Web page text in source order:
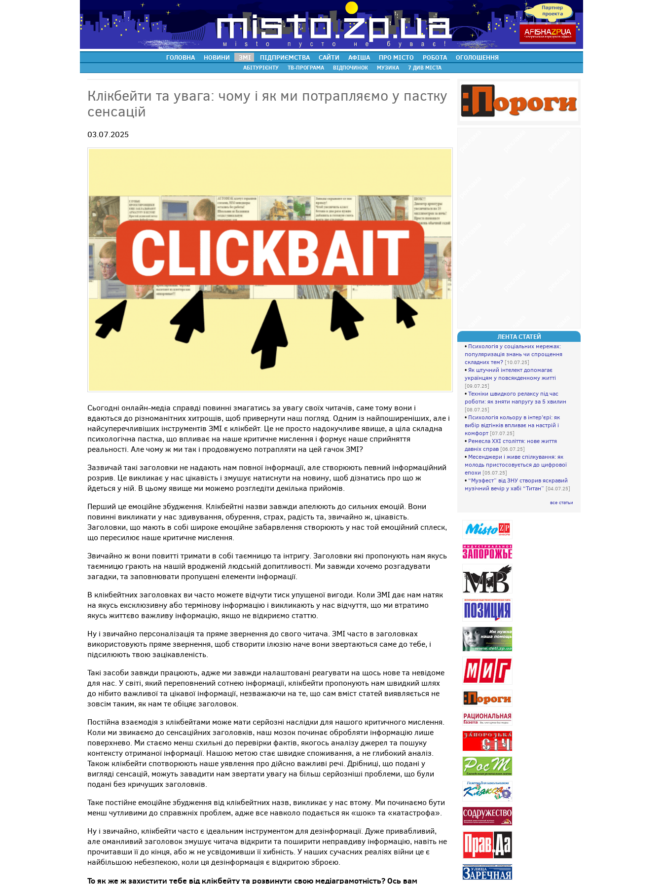
ГОЛОВНА НОВИНИ ЗМІ ПІДПРИЄМСТВА САЙТИ АФІША ПРО МІСТО РОБОТА ОГОЛОШЕННЯ
АБІТУРІЄНТУ ТВ-ПРОГРАМА ВІДПОЧИНОК МУЗИКА 7 ДИВ МІСТА
Клікбейти та увага: чому і як ми потрапляємо у пастку
сенсацій
03.07.2025
Сьогодні онлайн-медіа справді повинні змагатись за увагу своїх читачів, саме тому вони і
вдаються до різноманітних хитрощів, щоб привернути наш погляд. Одним із найпоширеніших, але і
найсуперечливіших інструментів ЗМІ є клікбейт. Це не просто надокучливе явище, а ціла складна
психологічна пастка, що впливає на наше критичне мислення і формує наше сприйняття
реальності. Але чому ж ми так і продовжуємо потрапляти на цей гачок ЗМІ?
Зазвичай такі заголовки не надають нам повної інформації, але створюють певний інформаційний
розрив. Це викликає у нас цікавість і змушує натиснути на новину, щоб дізнатись про що ж
йдеться у ній. В цьому явище ми можемо розгледіти декілька прийомів.
Перший це емоційне збудження. Клікбейтні назви завжди апелюють до сильних емоцій. Вони
повинні викликати у нас здивування, обурення, страх, радість та, звичайно ж, цікавість.
Заголовки, що мають в собі широке емоційне забарвлення створюють у нас той емоційний сплеск,
що пересилює наше критичне мислення.
Звичайно ж вони повитті тримати в собі таємницю та інтригу. Заголовки які пропонують нам якусь
таємницю грають на нашій вродженій людській допитливості. Ми завжди хочемо розгадувати
загадки, та заповнювати пропущені елементи інформації.
В клікбейтних заголовках ви часто можете відчути тиск упущеної вигоди. Коли ЗМІ дає нам натяк
на якусь ексклюзивну або термінову інформацію і викликають у нас відчуття, що ми втратимо
якусь життєво важливу інформацію, якщо не відкриємо статтю.
Ну і звичайно персоналізація та пряме звернення до свого читача. ЗМІ часто в заголовках
використовують пряме звернення, щоб створити ілюзію наче вони звертаються саме до тебе, і
підсилюють твою зацікавленість.
Такі засоби завжди працюють, адже ми завжди налаштовані реагувати на щось нове та невідоме
для нас. У світі, який переповнений сотнею інформації, клікбейти пропонують нам швидкий шлях
до нібито важливої та цікавої інформації, незважаючи на те, що сам вміст статей виявляється не
зовсім таким, як нам те обіцяє заголовок.
Постійна взаємодія з клікбейтами може мати серйозні наслідки для нашого критичного мислення.
Коли ми звикаємо до сенсаційних заголовків, наш мозок починає обробляти інформацію лише
поверхнево. Ми стаємо менш схильні до перевірки фактів, якогось аналізу джерел та пошуку
контексту отриманої інформації. Нашою метою стає швидке споживання, а не глибокий аналіз.
Також клікбейти спотворюють наше уявлення про дійсно важливі речі. Дрібниці, що подані у
вигляді сенсацій, можуть завадити нам звертати увагу на більш серйозніші проблеми, що були
подані без кричущих заголовків.
Таке постійне емоційне збудження від клікбейтних назв, викликає у нас втому. Ми починаємо бути
менш чутливими до справжніх проблем, адже все навколо подається як «шок» та «катастрофа».
Ну і звичайно, клікбейти часто є ідеальним інструментом для дезінформації. Дуже привабливий,
але оманливий заголовок змушує читача відкрити та поширити неправдиву інформацію, навіть не
прочитавши її до кінця, або ж не усвідомивши її хибність. У наших сучасних реаліях війни це є
найбільшою небезпекою, коли ця дезінформація є відкритою зброєю.
То як же ж захистити тебе від клікбейту та розвинути свою медіаграмотність? Ось вам
ЛЕНТА СТАТЕЙ
• Психологія у соціальних мережах:
популяризація знань чи спрощення
складних тем? [10.07.25]
•Як штучний інтелект допомагає
українцям у повсякденному житті
[09.07.25]
•Техніки швидкого релаксу під час
роботи: як зняти напругу за 5 хвилин
[08.07.25]
• Психологія кольору в інтер’єрі: як
вибір відтінків впливає на настрій і
комфорт [07.07.25]
• Ремесла XXI століття: нове життя
давніх справ [06.07.25]
• Месенджери і живе спілкування: як
молодь пристосовується до цифрової
епохи [05.07.25]
• “Музфест” від ЗНУ створив яскравий
музічний вечір у хабі “Титан” [04.07.25]
все статьи